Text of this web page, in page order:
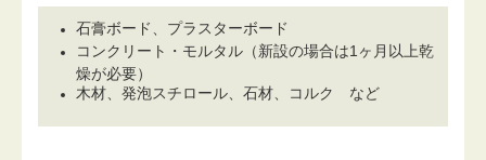
石膏ボード、プラスターボード
コンクリート・モルタル（新設の場合は1ヶ月以上乾
燥が必要）
木材、発泡スチロール、石材、コルク など